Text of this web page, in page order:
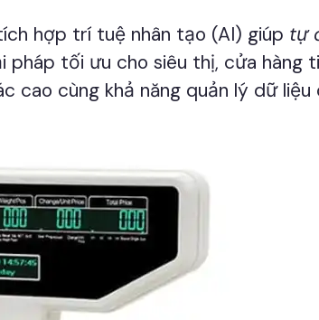
hợp trí tuệ nhân tạo (AI) giúp tự
tối ưu cho siêu thị, cửa hàng
cùng khả năng quản lý dữ liệu